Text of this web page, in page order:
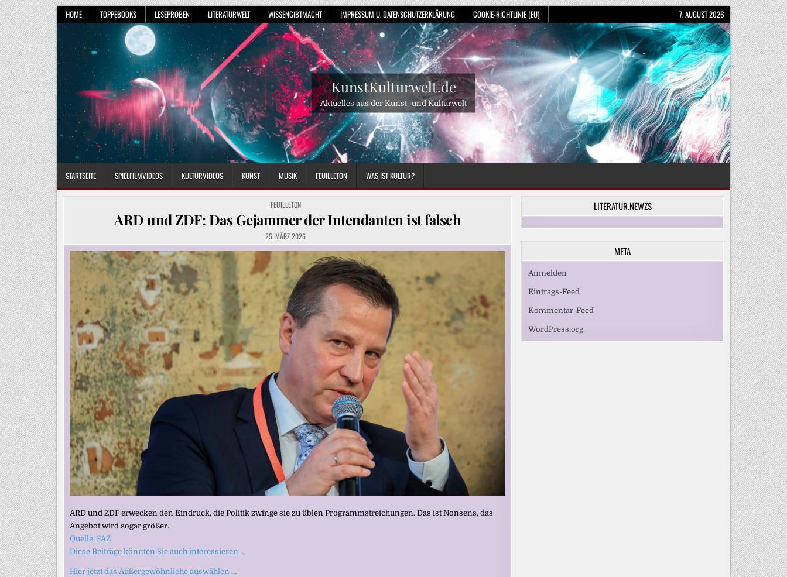
Skip
to
content
HOME TOPPEBOOKS LESEPROBEN LITERATURWELT WISSENGIBTMACHT IMPRESSUM U. DATENSCHUTZERKLÄRUNG COOKIE-RICHTLINIE (EU) 7. AUGUST 2026
KunstKulturwelt.de
Aktuelles aus der Kunst- und Kulturwelt
STARTSEITE SPIELFILMVIDEOS KULTURVIDEOS KUNST MUSIK FEUILLETON WAS IST KULTUR?
POSTED
IN
FEUILLETON
ARD und ZDF: Das Gejammer der Intendanten ist falsch
25. MÄRZ 2026
ARD und ZDF erwecken den Eindruck, die Politik zwinge sie zu üblen Programmstreichungen. Das ist Nonsens, das
Angebot wird sogar größer.
Quelle: FAZ
Diese Beiträge könnten Sie auch interessieren …
Hier jetzt das Außergewöhnliche auswählen …
LITERATUR.NEWZS
META
Anmelden
Eintrags-Feed
Kommentar-Feed
WordPress.org